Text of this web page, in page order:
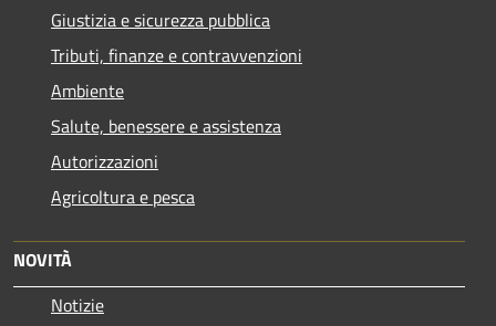
Giustizia e sicurezza pubblica
Tributi, finanze e contravvenzioni
Ambiente
Salute, benessere e assistenza
Autorizzazioni
Agricoltura e pesca
NOVITÀ
Notizie